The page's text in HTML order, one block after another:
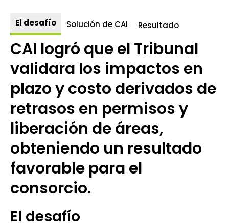
El desafío Solución de CAI Resultado
CAI logró que el Tribunal
validara los impactos en
plazo y costo derivados de
retrasos en permisos y
liberación de áreas,
obteniendo un resultado
favorable para el
consorcio.
El desafío